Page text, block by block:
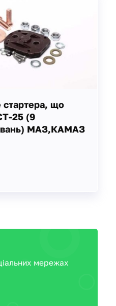
що
25 (9
МАЗ,КАМАЗ
мережах